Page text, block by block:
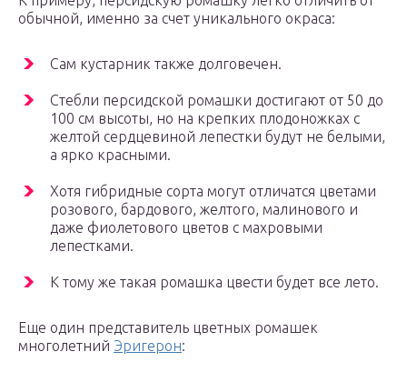
обычной, именно за счет уникального окраса:
Сам кустарник также долговечен.
Стебли персидской ромашки достигают от 50 до
100 см высоты, но на крепких плодоножках с
желтой сердцевиной лепестки будут не белыми,
а ярко красными.
Хотя гибридные сорта могут отличатся цветами
розового, бардового, желтого, малинового и
даже фиолетового цветов с махровыми
лепестками.
К тому же такая ромашка цвести будет все лето.
Еще один представитель цветных ромашек
многолетний Эригерон: